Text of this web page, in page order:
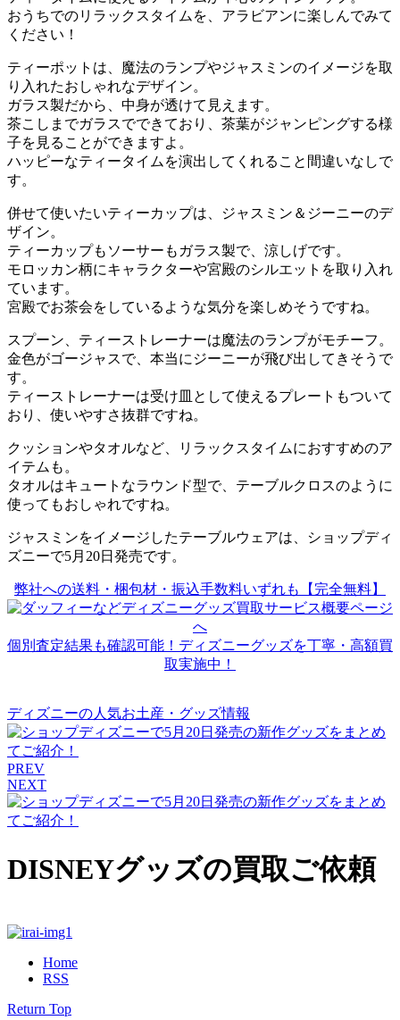
おうちでのリラックスタイムを、アラビアンに楽しんでみて
ください！
ティーポットは、魔法のランプやジャスミンのイメージを取
り入れたおしゃれなデザイン。
ガラス製だから、中身が透けて見えます。
茶こしまでガラスでできており、茶葉がジャンピングする様
子を見ることができますよ。
ハッピーなティータイムを演出してくれること間違いなしで
す。
併せて使いたいティーカップは、ジャスミン＆ジーニーのデ
ザイン。
ティーカップもソーサーもガラス製で、涼しげです。
モロッカン柄にキャラクターや宮殿のシルエットを取り入れ
ています。
宮殿でお茶会をしているような気分を楽しめそうですね。
スプーン、ティーストレーナーは魔法のランプがモチーフ。
金色がゴージャスで、本当にジーニーが飛び出してきそうで
す。
ティーストレーナーは受け皿として使えるプレートもついて
おり、使いやすさ抜群ですね。
クッションやタオルなど、リラックスタイムにおすすめのア
イテムも。
タオルはキュートなラウンド型で、テーブルクロスのように
使ってもおしゃれですね。
ジャスミンをイメージしたテーブルウェアは、ショップディ
ズニーで5月20日発売です。
弊社への送料・梱包材・振込手数料いずれも【完全無料】
個別査定結果も確認可能！ディズニーグッズを丁寧・高額買
取実施中！
ディズニーの人気お土産・グッズ情報
PREV
NEXT
DISNEYグッズの買取ご依頼
Home
RSS
Return Top